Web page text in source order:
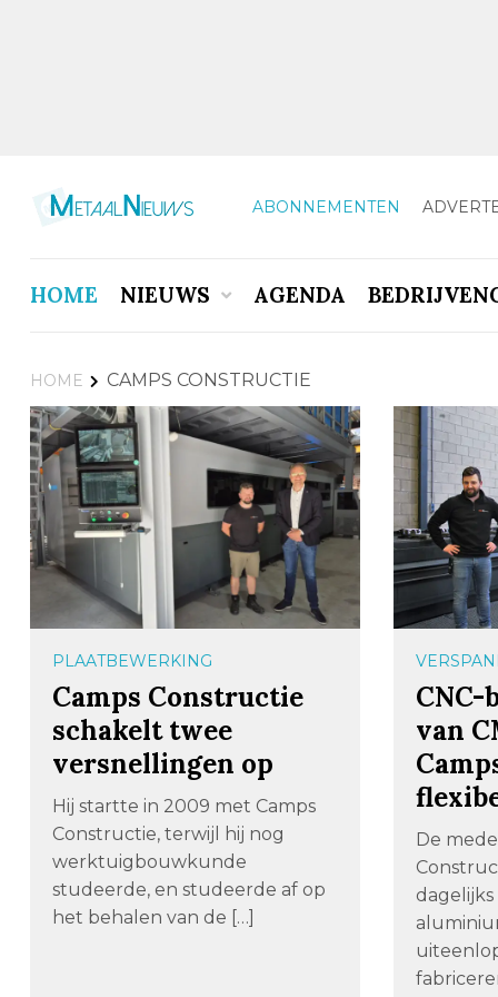
ABONNEMENTEN
HOME NIEUWS AGENDA
HOME CAMPS CONSTRUCTIE
PLAATBEWERKING
Camps Constructie
schakelt twee
versnellingen op
Hij startte in 2009 met Camps
Constructie, terwijl hij nog
werktuigbouwkunde
studeerde, en studeerde af op
het behalen van de […]
van
De
dagelijks